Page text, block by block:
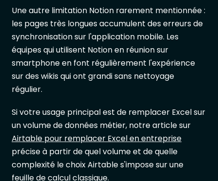
Une autre limitation Notion rarement mentionnée :
les pages très longues accumulent des erreurs de
synchronisation sur l'application mobile. Les
équipes qui utilisent Notion en réunion sur
smartphone en font régulièrement l'expérience
sur des wikis qui ont grandi sans nettoyage
régulier.
Si votre usage principal est de remplacer Excel sur
un volume de données métier, notre article sur
Airtable pour remplacer Excel en entreprise
précise à partir de quel volume et de quelle
complexité le choix Airtable s'impose sur une
feuille de calcul classique.